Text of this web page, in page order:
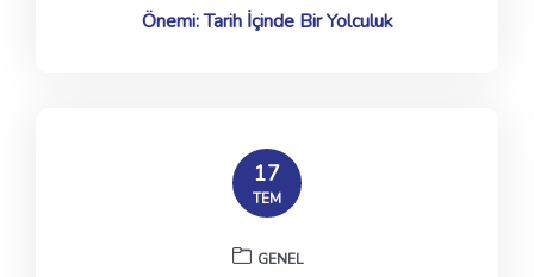
Önemi: Tarih İçinde Bir Yolculuk
17
TEM
GENEL